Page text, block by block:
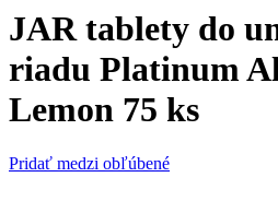
JAR tablety do
riadu Platinum
Lemon 75 ks
Pridať medzi obľúbené